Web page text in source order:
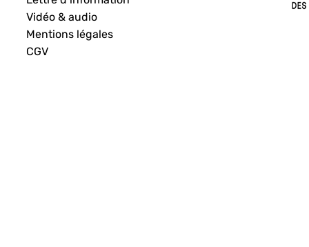
Vidéo & audio
Mentions légales
CGV